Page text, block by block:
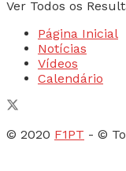
Ver Todos os
Página Inicial
Notícias
Vídeos
Calendário
© 2020 F1PT - ©